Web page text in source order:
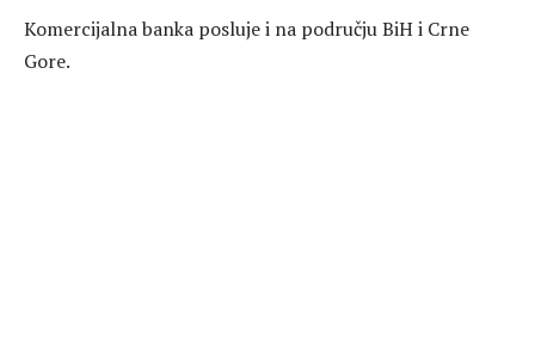
Komercijalna banka posluje i na području BiH i Crne
Gore.